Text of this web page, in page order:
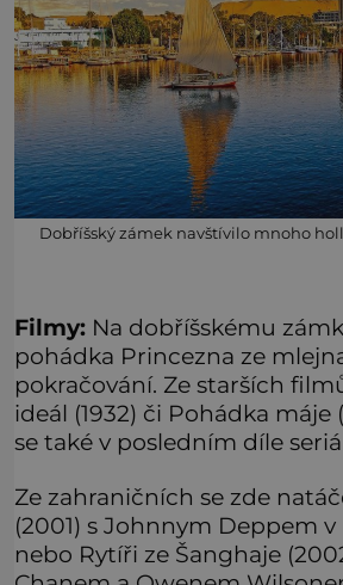
Dobříšský zámek navštívilo mnoho
Filmy: Na dobříšskému
pohádka Princezna ze
pokračování. Ze starších
ideál (1932) či Pohádka máje
se také v posledním díle
Ze zahraničních se zde
(2001) s Johnnym Deppem
nebo Rytíři ze Šanghaje